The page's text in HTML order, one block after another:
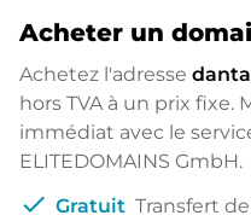
Acheter un
Achetez l'adresse
hors TVA à un prix
immédiat avec le
ELITEDOMAINS GmbH.
check Gratuit Transfert